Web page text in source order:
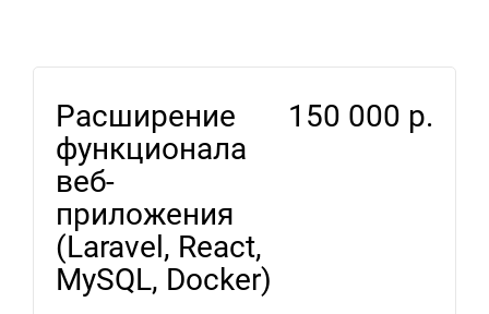
Расширение
функционала
веб-
приложения
(Laravel, React,
MySQL, Docker)
150 000 р.